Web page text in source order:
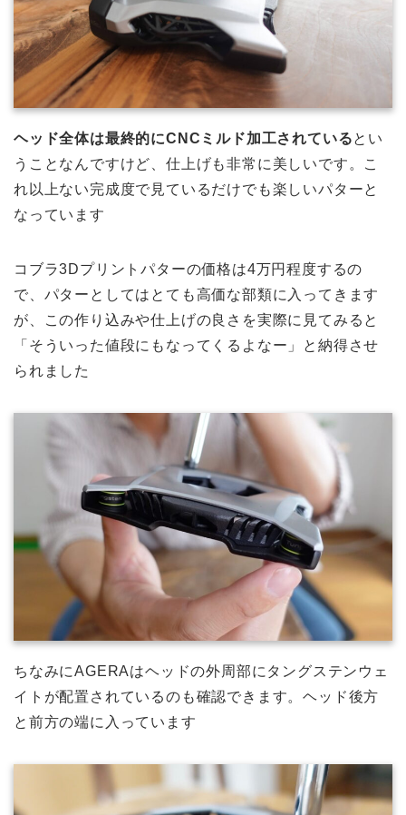
ヘッド全体は最終的にCNCミルド加工されているとい
うことなんですけど、仕上げも非常に美しいです。こ
れ以上ない完成度で見ているだけでも楽しいパターと
なっています
コブラ3Dプリントパターの価格は4万円程度するの
で、パターとしてはとても高価な部類に入ってきます
が、この作り込みや仕上げの良さを実際に見てみると
「そういった値段にもなってくるよなー」と納得させ
られました
ちなみにAGERAはヘッドの外周部にタングステンウェ
イトが配置されているのも確認できます。ヘッド後方
と前方の端に入っています